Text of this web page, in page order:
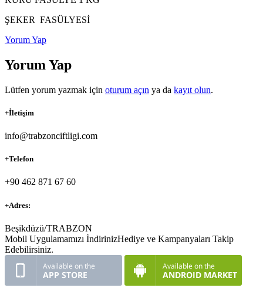
ŞEKER FASÜLYESİ
Yorum Yap
Yorum Yap
Lütfen yorum yazmak için oturum açın ya da kayıt olun.
+İletişim
info@trabzonciftligi.com
+Telefon
+90 462 871 67 60
+Adres:
Beşikdüzü/TRABZON
Mobil Uygulamamızı İndirinizHediye ve Kampanyaları Takip
Edebilirsiniz.